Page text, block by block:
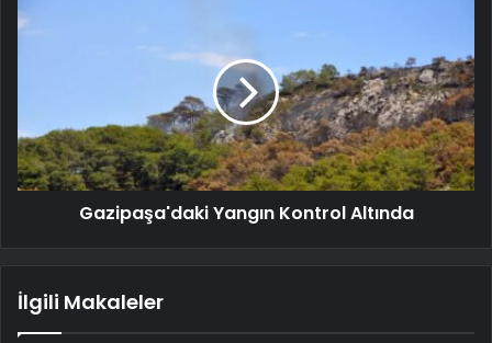
Gazipaşa'daki Yangın Kontrol Altında
İlgili Makaleler